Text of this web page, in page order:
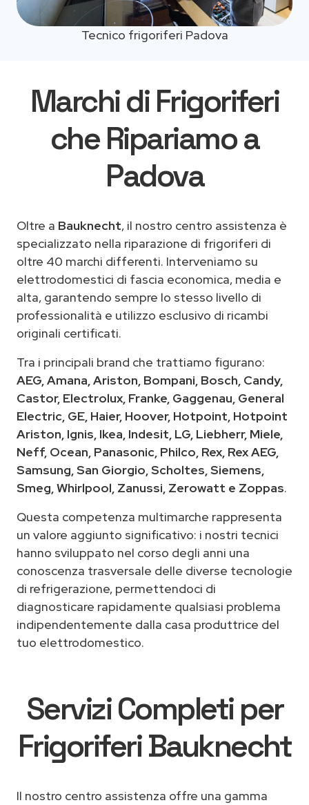
Tecnico frigoriferi Padova
Marchi di Frigoriferi
che Ripariamo a
Padova
Oltre a Bauknecht, il nostro centro assistenza è
specializzato nella riparazione di frigoriferi di
oltre 40 marchi differenti. Interveniamo su
elettrodomestici di fascia economica, media e
alta, garantendo sempre lo stesso livello di
professionalità e utilizzo esclusivo di ricambi
originali certificati.
Tra i principali brand che trattiamo figurano:
AEG, Amana, Ariston, Bompani, Bosch, Candy,
Castor, Electrolux, Franke, Gaggenau, General
Electric, GE, Haier, Hoover, Hotpoint, Hotpoint
Ariston, Ignis, Ikea, Indesit, LG, Liebherr, Miele,
Neff, Ocean, Panasonic, Philco, Rex, Rex AEG,
Samsung, San Giorgio, Scholtes, Siemens,
Smeg, Whirlpool, Zanussi, Zerowatt e Zoppas.
Questa competenza multimarche rappresenta
un valore aggiunto significativo: i nostri tecnici
hanno sviluppato nel corso degli anni una
conoscenza trasversale delle diverse tecnologie
di refrigerazione, permettendoci di
diagnosticare rapidamente qualsiasi problema
indipendentemente dalla casa produttrice del
tuo elettrodomestico.
Servizi Completi per
Frigoriferi Bauknecht
Il nostro centro assistenza offre una gamma